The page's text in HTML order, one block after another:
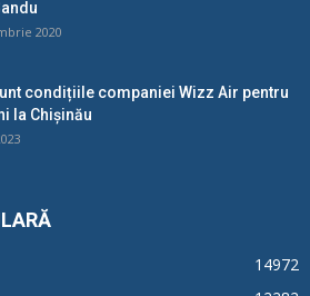
2020
condițiile companiei Wizz Air pentru
la Chișinău
14972